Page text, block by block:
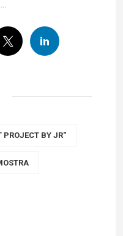
PROJECT BY JR"